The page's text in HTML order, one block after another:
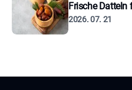
Frische Datteln
2026. 07. 21